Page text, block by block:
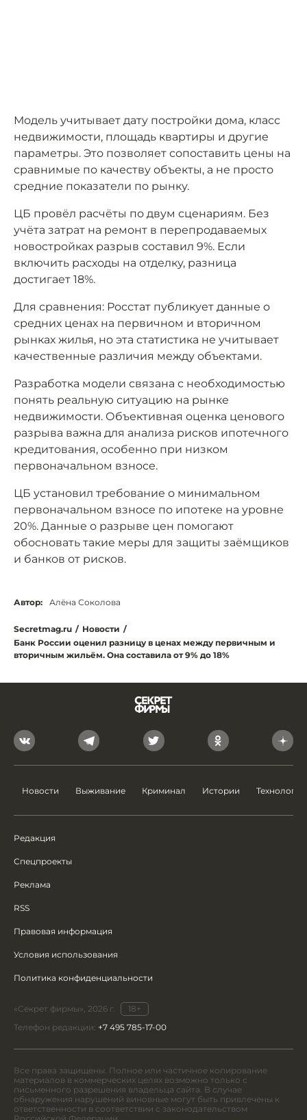
Модель учитывает дату постройки дома, класс
недвижимости, площадь квартиры и другие
параметры. Это позволяет сопоставить цены на
сравнимые по качеству объекты, а не просто
средние показатели по рынку.
ЦБ провёл расчёты по двум сценариям. Без
учёта затрат на ремонт в перепродаваемых
новостройках разрыв составил 9%. Если
включить расходы на отделку, разница
достигает 18%.
Для сравнения: Росстат публикует данные о
средних ценах на первичном и вторичном
рынках жилья, но эта статистика не учитывает
качественные различия между объектами.
Разработка модели связана с необходимостью
понять реальную ситуацию на рынке
недвижимости. Объективная оценка ценового
разрыва важна для анализа рисков ипотечного
кредитования, особенно при низком
первоначальном взносе.
ЦБ установил требование о минимальном
первоначальном взносе по ипотеке на уровне
20%. Данные о разрыве цен помогают
обосновать такие меры для защиты заёмщиков
и банков от рисков.
Автор: Алёна Соколова
Secretmag.ru / Новости /
Банк России оценил разницу в ценах между первичным и
вторичным жильём. Она составила от 9% до 18%
Новости Выживание Криминал Истории Технологии
Редакция
Спецпроекты
Реклама
RSS
Правовая информация
Условия использования
Политика конфиденциальности
«Секрет фирмы», 2026 г.
18+
Телефон редакции: +7 495 785-17-00
Все права защищены. Полное или частичное копирование
материалов в коммерческих целях возможно только с
письменного разрешения владельца сайта. В случае
обнаружения нарушений виновные могут быть привлечены к
ответственности в соответствии с законодательством